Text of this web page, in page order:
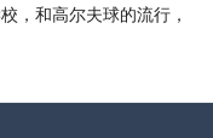
，和高尔夫球的流行，